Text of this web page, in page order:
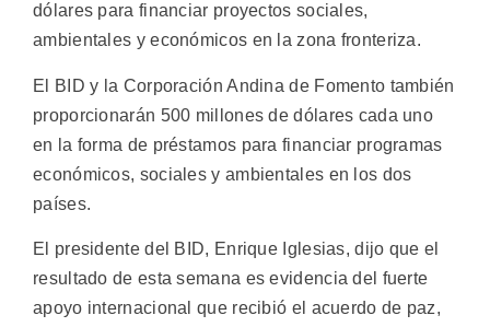
dólares para financiar proyectos sociales,
ambientales y económicos en la zona fronteriza.
El BID y la Corporación Andina de Fomento también
proporcionarán 500 millones de dólares cada uno
en la forma de préstamos para financiar programas
económicos, sociales y ambientales en los dos
países.
El presidente del BID, Enrique Iglesias, dijo que el
resultado de esta semana es evidencia del fuerte
apoyo internacional que recibió el acuerdo de paz,